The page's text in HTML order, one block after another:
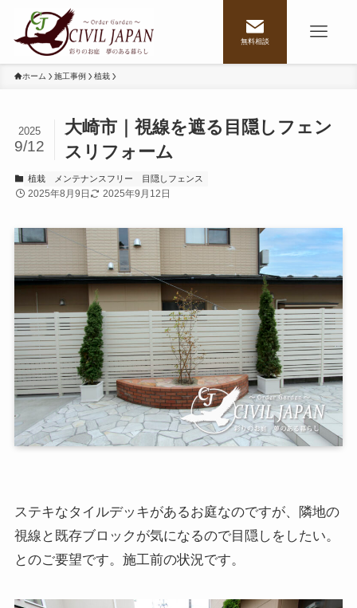
無料相談
ホーム 施工事例 植栽
大崎市｜視線を遮る目隠しフェン
スリフォーム
2025
9/12
植栽 メンテナンスフリー 目隠しフェンス
2025年8月9日 2025年9月12日
ステキなタイルデッキがあるお庭なのですが、隣地の
視線と既存ブロックが気になるので目隠しをしたい。
とのご要望です。施工前の状況です。